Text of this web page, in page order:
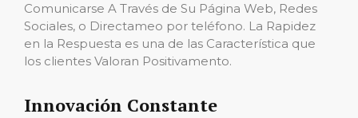
Comunicarse A Través de Su Página Web, Redes
Sociales, o Directameo por teléfono. La Rapidez
en la Respuesta es una de las Característica que
los clientes Valoran Positivamento.
Innovación Constante